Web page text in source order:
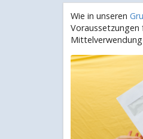
Wie in unseren
Voraussetzungen